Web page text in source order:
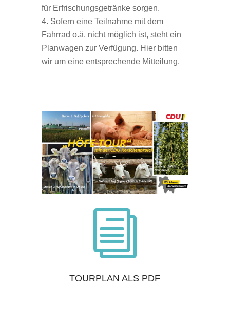
für Erfrischungsgetränke sorgen.
Sofern eine Teilnahme mit dem
Fahrrad o.ä. nicht möglich ist, steht ein
Planwagen zur Verfügung. Hier bitten
wir um eine entsprechende Mitteilung.
i
TOURPLAN ALS PDF